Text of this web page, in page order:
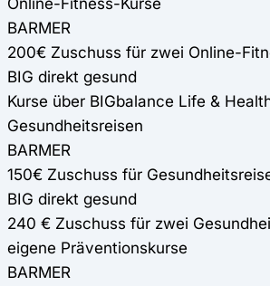
BARMER
200€ Zuschuss für zwei Online-
BIG direkt gesund
Kurse über BIGbalance Life &
Gesundheitsreisen
BARMER
150€ Zuschuss für
BIG direkt gesund
240 € Zuschuss für zwei
eigene Präventionskurse
BARMER